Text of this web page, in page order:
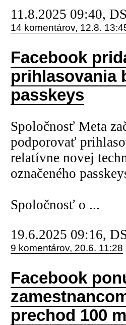
11.8.2025 09:40,
14 komentárov, 12.8.
Facebook
prihlasovania
passkeys
Spoločnosť Meta
podporovať
relatívne novej
označeného
Spoločnosť o ...
19.6.2025 09:16,
9 komentárov, 20.6. 11:28
Facebook
prechod 100